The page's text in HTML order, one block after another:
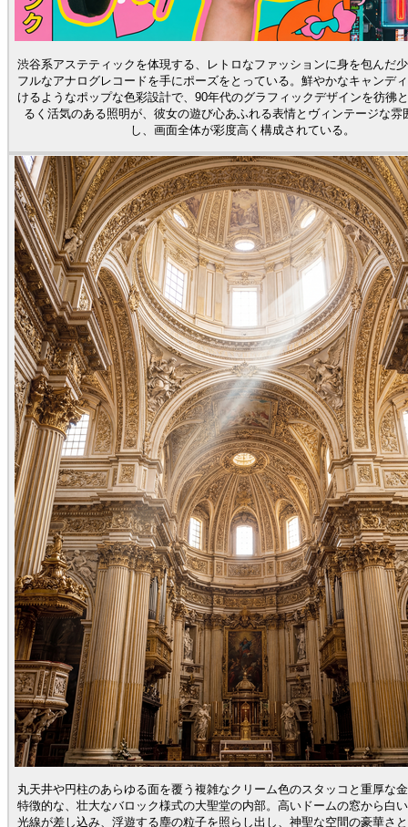
渋谷系アステティックを体現する、レトロなファッションに身を包んだ
フルなアナログレコードを手にポーズをとっている。鮮やかなキャンデ
けるようなポップな色彩設計で、90年代のグラフィックデザインを彷彿
るく活気のある照明が、彼女の遊び心あふれる表情とヴィンテージな雰
し、画面全体が彩度高く構成されている。
丸天井や円柱のあらゆる面を覆う複雑なクリーム色のスタッコと重厚な
特徴的な、壮大なバロック様式の大聖堂の内部。高いドームの窓から白
光線が差し込み、浮遊する塵の粒子を照らし出し、神聖な空間の豪華さ